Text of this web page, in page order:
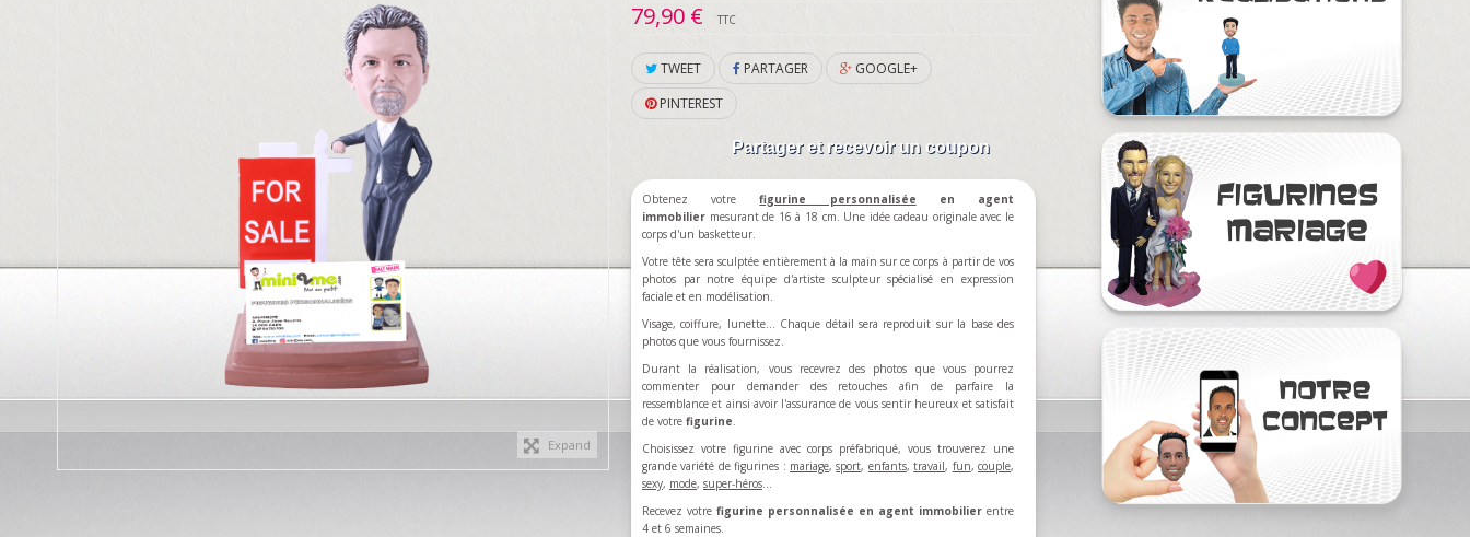
Expand
79,90 €
TTC
TWEET PARTAGER
GOOGLE+
PINTEREST
Partager et recevoir un coupon
Obtenez votrefigurine personnalisée en agent
immobilier mesurant de 16 à 18 cm. Une idée cadeau originale avec le
corps d'un basketteur.
Votre tête sera sculptée entièrement à la main sur ce corps à partir de vos
photos par notre équipe d'artiste sculpteur spécialisé en expression
faciale et en modélisation.
Visage, coiffure, lunette... Chaque détail sera reproduit sur la base des
photos que vous fournissez.
Durant la réalisation, vous recevrez des photos que vous pourrez
commenter pour demander des retouches afin de parfaire la
ressemblance et ainsi avoir l'assurance de vous sentir heureux et satisfait
de votre figurine.
Choisissez votre figurine avec corps préfabriqué, vous trouverez une
grande variété de figurines : mariage,sport, enfants,travail, fun,couple,
sexy, mode, super-héros…
Recevez votre figurine personnalisée en agent immobilier entre
4 et 6 semaines.